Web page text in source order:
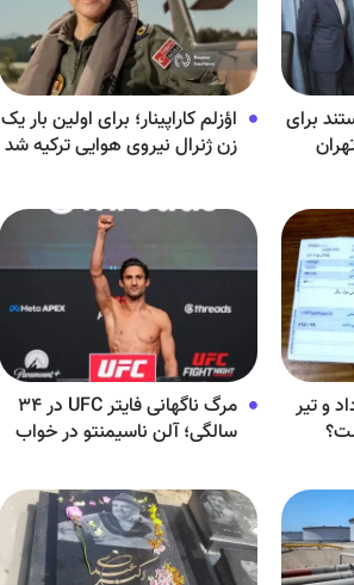
برای
اؤزلم کاراپینار؛ برای اولین بار یک
زن ژنرال نیروی هوایی ترکیه شد
و تیر
مرگ ناگهانی فایتر UFC در ۳۴
سالگی؛ آلن ناسیمنتو در خواب